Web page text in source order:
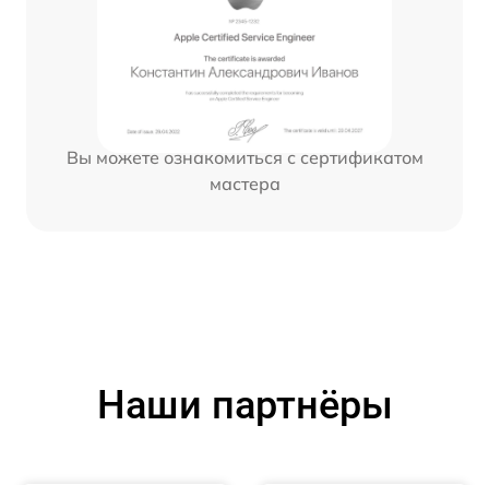
Вы можете ознакомиться с сертификатом
мастера
Наши партнёры